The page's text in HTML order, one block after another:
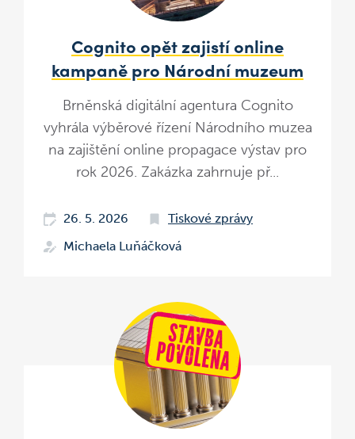
Cognito opět zajistí online
kampaně pro Národní muzeum
Brněnská digitální agentura Cognito
vyhrála výběrové řízení Národního muzea
na zajištění online propagace výstav pro
rok 2026. Zakázka zahrnuje př...
26. 5. 2026
Tiskové zprávy
Michaela Luňáčková